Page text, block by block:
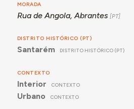
MORADA
Rua de Angola, Abrantes
DISTRITO HISTÓRICO (PT)
Santarém DISTRITO HISTÓRICO (PT)
CONTEXTO
Interior CONTEXTO
Urbano CONTEXTO